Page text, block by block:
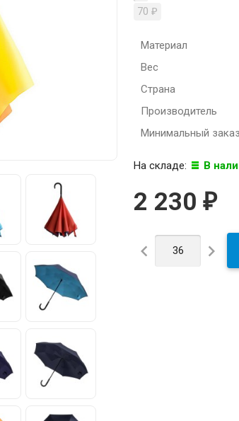
70₽
Материал
Вес
Страна
Производитель
Минимальный заказ
На складе: В
2 230₽
 